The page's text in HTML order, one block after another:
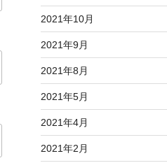
2021年10月
2021年9月
2021年8月
2021年5月
2021年4月
2021年2月